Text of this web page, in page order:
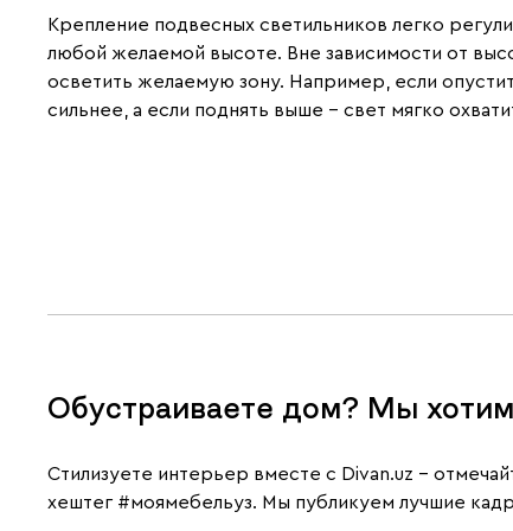
Крепление подвесных светильников легко
любой желаемой высоте. Вне зависимости от
осветить желаемую зону. Например, если
сильнее, а если поднять выше – свет мягко
Обустраиваете дом? Мы
Cтилизуете интерьер вместе с Divan.uz –
хештег #моямебельуз. Мы публикуем лучшие